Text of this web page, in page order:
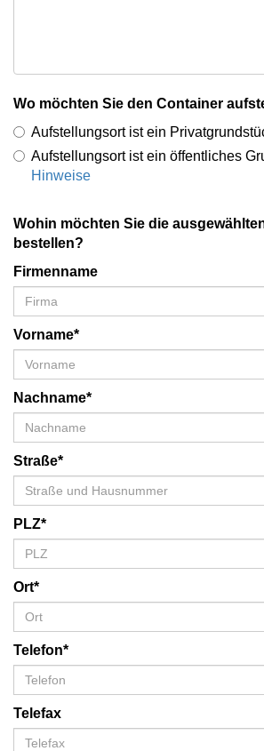
Wo möchten Sie den Container
Aufstellungsort ist ein
Aufstellungsort ist ein öffentliches
Hinweise
Wohin möchten Sie die
bestellen?
Firmenname
Vorname*
Nachname*
Straße*
PLZ*
Ort*
Telefon*
Telefax